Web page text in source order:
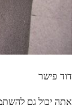
דוד פישר